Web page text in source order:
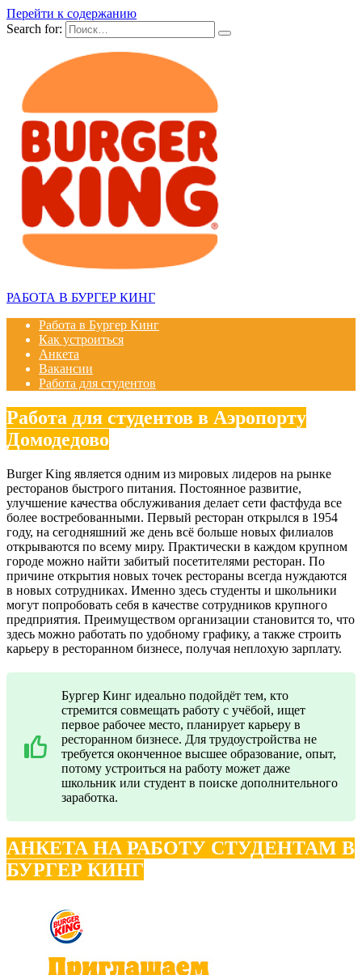
Перейти к содержанию
Search for:
РАБОТА В БУРГЕР КИНГ
Работа в Бургер Кинг
Как устроиться
Анкета
Вакансии
Работа для студентов
Работа для студентов в Аэропорту
Домодедово
Burger King является одним из мировых лидеров на рынке
ресторанов быстрого питания. Постоянное развитие,
улучшение качества обслуживания делает сети фастфуда все
более востребованными. Первый ресторан открылся в 1954
году, на сегодняшний же день всё больше новых филиалов
открываются по всему миру. Практически в каждом крупном
городе можно найти забитый посетителями ресторан. По
причине открытия новых точек рестораны всегда нуждаются
в новых сотрудниках. Именно здесь студенты и школьники
могут попробовать себя в качестве сотрудников крупного
предприятия. Преимуществом организации становится то, что
здесь можно работать по удобному графику, а также строить
карьеру в ресторанном бизнесе, получая неплохую зарплату.
Бургер Кинг идеально подойдёт тем, кто
стремится совмещать работу с учёбой, ищет
первое рабочее место, планирует карьеру в
ресторанном бизнесе. Для трудоустройства не
требуется оконченное высшее образование, опыт,
потому устроиться на работу может даже
школьник или студент в поиске дополнительного
заработка.
АНКЕТА НА РАБОТУ СТУДЕНТАМ В
БУРГЕР КИНГ